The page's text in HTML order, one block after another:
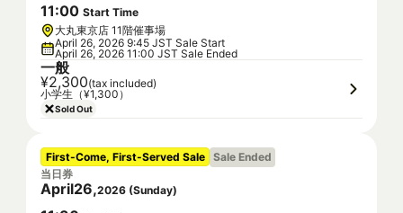
11:00 Start Time
大丸東京店 11階催事場
April 26, 2026 9:45 JST Sale Start
April 26, 2026 11:00 JST Sale Ended
一般
¥2,300(tax included)
小学生（¥1,300）
Sold Out
First-Come, First-Served Sale Sale Ended
当日券
April26,2026 (Sunday)